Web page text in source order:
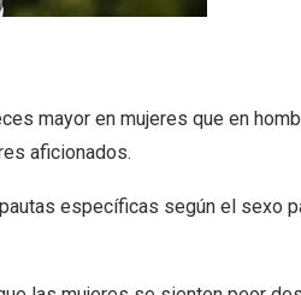
mayor en mujeres que en
aficionados.
específicas según el sexo